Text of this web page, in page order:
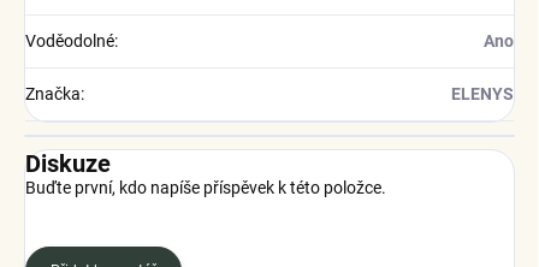
Voděodolné: Ano
Značka: ELENYS
Diskuze
Buďte první, kdo napíše příspěvek k této položce.